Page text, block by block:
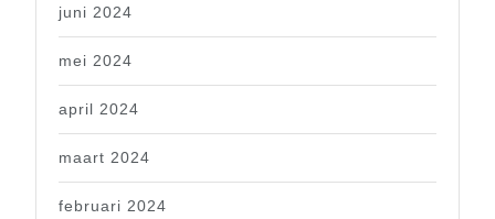
juni 2024
mei 2024
april 2024
maart 2024
februari 2024